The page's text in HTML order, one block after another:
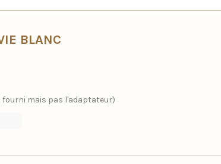
BLANC
fourni mais pas l'adaptateur)